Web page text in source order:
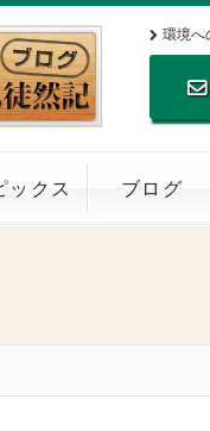
環境へ
0269
ックス ブログ